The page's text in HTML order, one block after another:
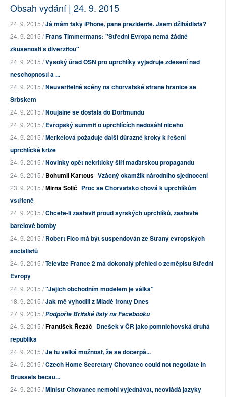
Obsah vydání | 24. 9. 2015
24. 9. 2015 /Já mám taky iPhone, pane prezidente. Jsem džihádista?
24. 9. 2015 /Frans Timmermans: "Střední Evropa nemá žádné
zkušenosti s diverzitou"
24. 9. 2015 /Vysoký úřad OSN pro uprchlíky vyjadřuje zděšení nad
neschopností a ...
24. 9. 2015 /Neuvěřitelné scény na chorvatské straně hranice se
Srbskem
24. 9. 2015 /Noujaine se dostala do Dortmundu
24. 9. 2015 /Evropský summit o uprchlících nedosáhl ničeho
24. 9. 2015 /Merkelová požaduje další důrazné kroky k řešení
uprchlícké krize
24. 9. 2015 /Novinky opět nekriticky šíří maďarskou propagandu
24. 9. 2015 /Bohumil Kartous Vzácný okamžik národního sjednocení
23. 9. 2015 /Mirna Šolić Proč se Chorvatsko chová k uprchlíkům
vstřícně
24. 9. 2015 /Chcete-li zastavit proud syrských uprchlíků, zastavte
barelové bomby
24. 9. 2015 /Robert Fico má být suspendován ze Strany evropských
socialistů
24. 9. 2015 /Televize France 2 má dokonalý přehled o zeměpisu Střední
Evropy
24. 9. 2015 /"Jejich obchodním modelem je válka"
18. 9. 2015 /Jak mě vyhodili z Mladé fronty Dnes
27. 9. 2015 /Podpořte Britské listy na Facebooku
24. 9. 2015 /František Řezáč Dnešek v ČR jako pomnichovská druhá
republika
24. 9. 2015 /Je tu velká možnost, že se dočerpá...
24. 9. 2015 /Czech Home Secretary Chovanec could not negotiate in
Brussels becau...
24. 9. 2015 /Ministr Chovanec nemohl vyjednávat, neovládá jazyky